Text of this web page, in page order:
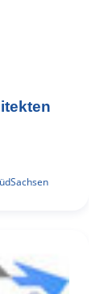
Sachsen